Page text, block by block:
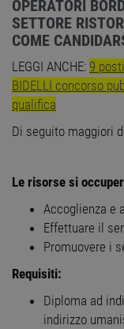
OPERATORI
SETTORE
COME
LEGGI ANCHE: 9
BIDELLI concorso
qualifica
Di seguito maggiori
Le risorse si
Accoglienza e
Effettuare il
Promuovere i
Requisiti:
Diploma ad
indirizzo